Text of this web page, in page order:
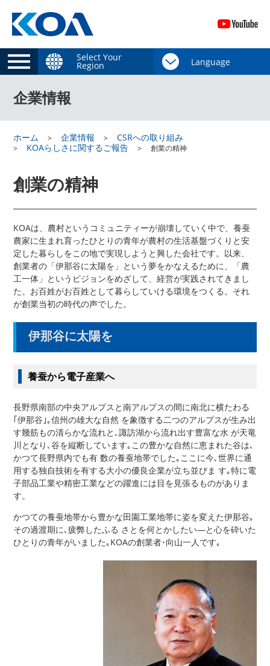
Select Your
Region
企業情報
ホーム 企業情報
CSRへの取り組み
KOAらしさに関するご報告
創業の精神
創業の精神
KOAは、農村というコミュニティーが崩壊していく中で、養蚕
農家に生まれ育ったひとりの青年が農村の生活基盤づくりと安
定した暮らしをこの地で実現しようと興した会社です。以来、
創業者の「伊那谷に太陽を」という夢をかなえるために、「農
工一体」というビジョンをめざして、経営が実践されてきまし
た。お百姓がお百姓として暮らしていける環境をつくる。それ
が創業当初の時代の声でした。
伊那谷に太陽を
養蚕から電子産業へ
長野県南部の中央アルプスと南アルプスの間に南北に横たわる
｢伊那谷｣｡信州の雄大な自然 を象徴する二つのアルプスが生み出
す幾筋もの清らかな流れと､諏訪湖から流れ出す豊富な水 が天竜
川となり､谷を縦断しています｡この豊かな自然に恵まれた谷は､
かつて長野県内でも有 数の養蚕地帯でした｡ここに今､世界に通
用する独自技術を有する大小の優良企業が立ち並びま す｡特に電
子部品工業や精密工業などの躍進には目を見張るものがありま
す。
かつての養蚕地帯から豊かな田園工業地帯に姿を変えた伊那谷｡
その過渡期に､疲弊したふる さとを何とかしたい―と心を砕いた
ひとりの青年がいました｡KOAの創業者･向山一人です｡